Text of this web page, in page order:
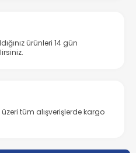
ürünleri 14 gün
üzeri tüm alışverişlerde kargo